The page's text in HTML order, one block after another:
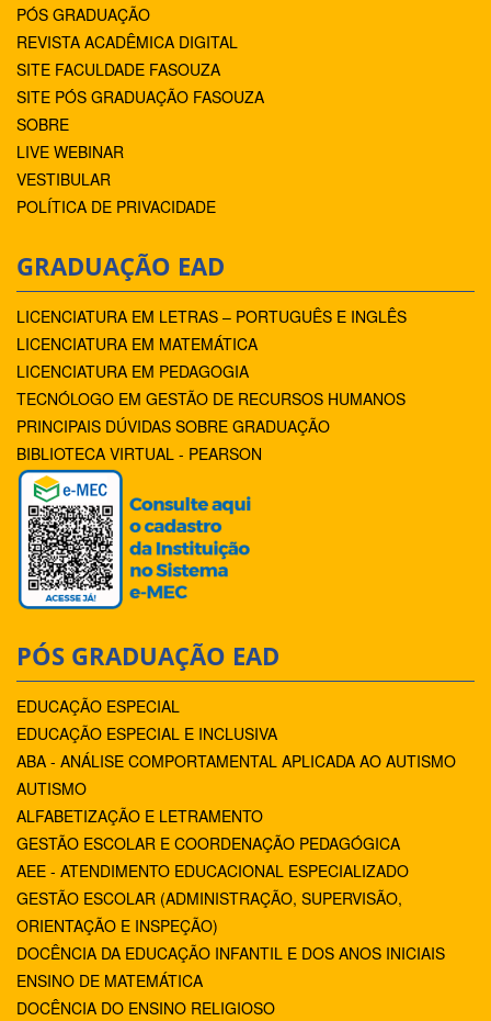
PÓS GRADUAÇÃO
REVISTA ACADÊMICA DIGITAL
SITE FACULDADE FASOUZA
SITE PÓS GRADUAÇÃO FASOUZA
SOBRE
LIVE WEBINAR
VESTIBULAR
POLÍTICA DE PRIVACIDADE
GRADUAÇÃO EAD
LICENCIATURA EM LETRAS – PORTUGUÊS E INGLÊS
LICENCIATURA EM MATEMÁTICA
LICENCIATURA EM PEDAGOGIA
TECNÓLOGO EM GESTÃO DE RECURSOS HUMANOS
PRINCIPAIS DÚVIDAS SOBRE GRADUAÇÃO
BIBLIOTECA VIRTUAL - PEARSON
PÓS GRADUAÇÃO EAD
EDUCAÇÃO ESPECIAL
EDUCAÇÃO ESPECIAL E INCLUSIVA
ABA - ANÁLISE COMPORTAMENTAL APLICADA AO AUTISMO
AUTISMO
ALFABETIZAÇÃO E LETRAMENTO
GESTÃO ESCOLAR E COORDENAÇÃO PEDAGÓGICA
AEE - ATENDIMENTO EDUCACIONAL ESPECIALIZADO
GESTÃO ESCOLAR (ADMINISTRAÇÃO, SUPERVISÃO,
ORIENTAÇÃO E INSPEÇÃO)
DOCÊNCIA DA EDUCAÇÃO INFANTIL E DOS ANOS INICIAIS
ENSINO DE MATEMÁTICA
DOCÊNCIA DO ENSINO RELIGIOSO